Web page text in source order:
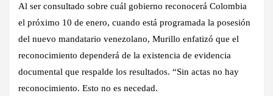
Al ser consultado sobre cuál gobierno reconocerá Colombia
el próximo 10 de enero, cuando está programada la posesión
del nuevo mandatario venezolano, Murillo enfatizó que el
reconocimiento dependerá de la existencia de evidencia
documental que respalde los resultados. “Sin actas no hay
reconocimiento. Esto no es necedad.